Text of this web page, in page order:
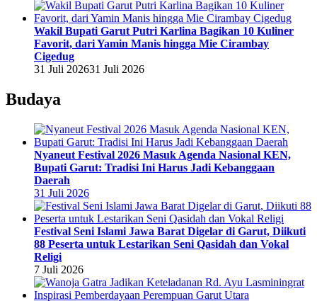
Wakil Bupati Garut Putri Karlina Bagikan 10 Kuliner
Favorit, dari Yamin Manis hingga Mie Cirambay
Cigedug
31 Juli 202631 Juli 2026
Budaya
Nyaneut Festival 2026 Masuk Agenda Nasional KEN,
Bupati Garut: Tradisi Ini Harus Jadi Kebanggaan
Daerah
31 Juli 2026
Festival Seni Islami Jawa Barat Digelar di Garut, Diikuti
88 Peserta untuk Lestarikan Seni Qasidah dan Vokal
Religi
7 Juli 2026